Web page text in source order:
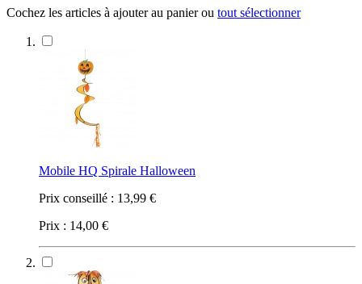
Cochez les articles à ajouter au panier ou tout sélectionner
Mobile HQ Spirale Halloween
Prix conseillé : 13,99 €
Prix : 14,00 €